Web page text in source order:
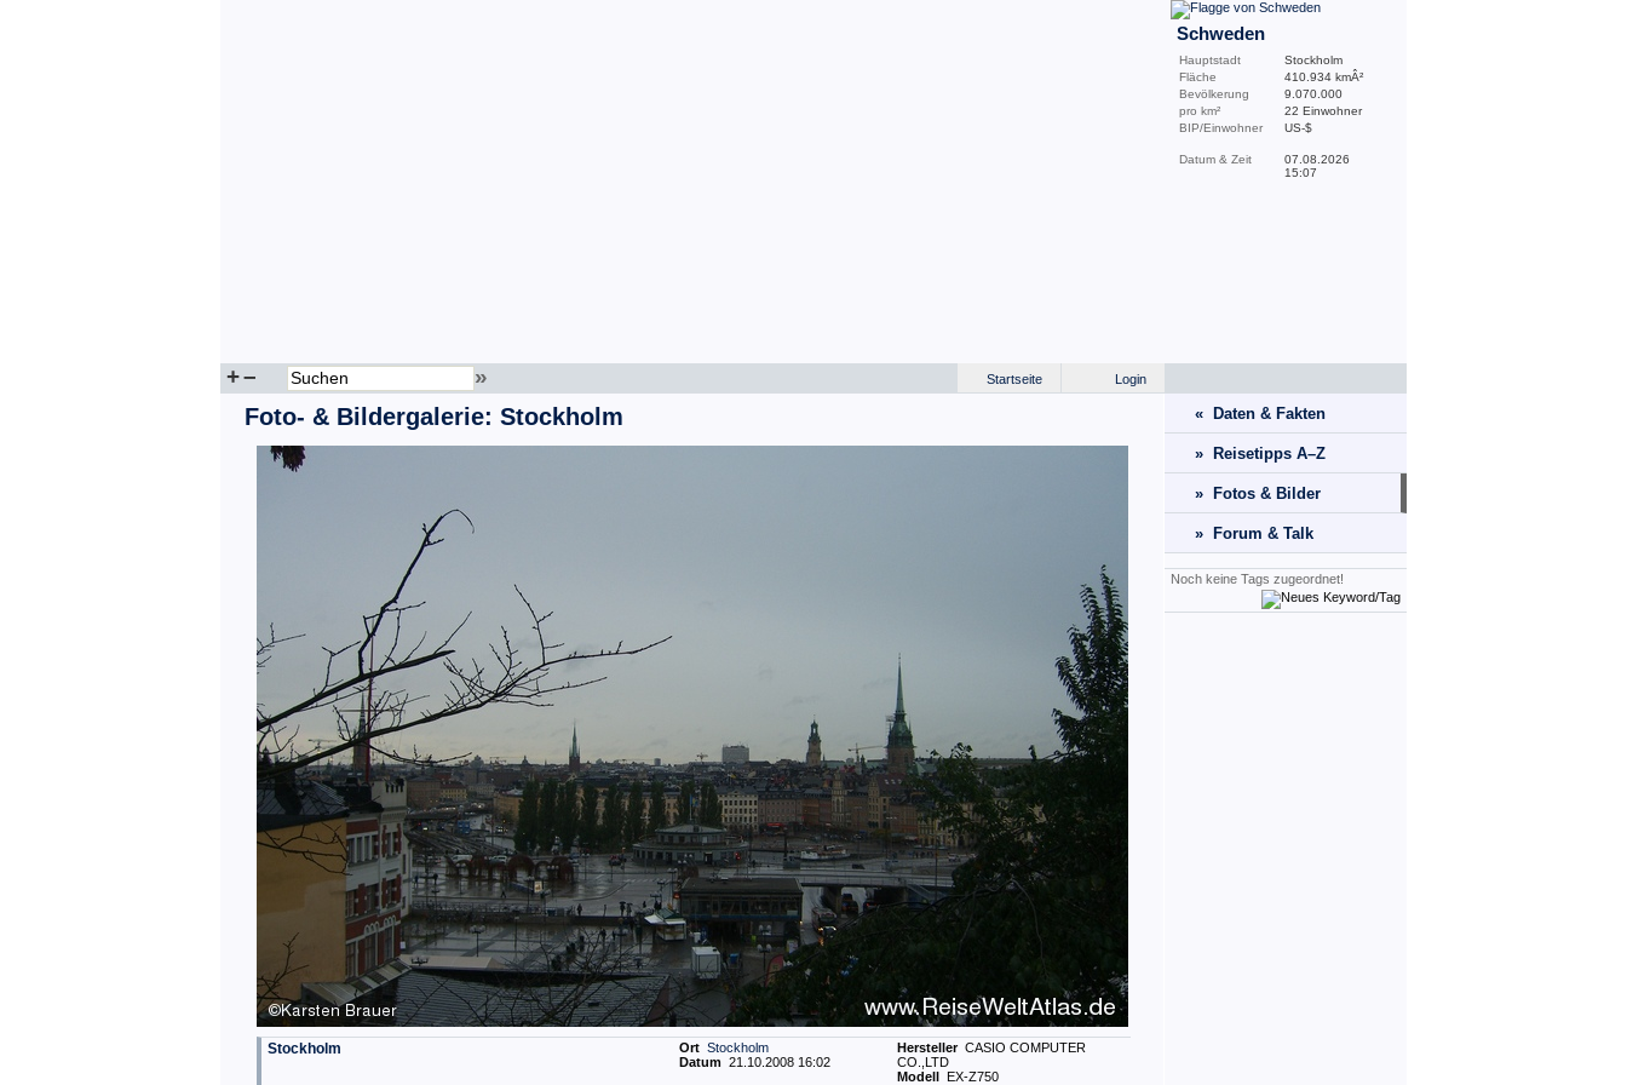
Schweden
Hauptstadt
Stockholm
Fläche
410.934 kmÂ²
Bevölkerung
9.070.000
pro km²
22 Einwohner
BIP/Einwohner
US-$
Datum & Zeit
07.08.2026
15:07
+– » Login
Startseite
Foto- & Bildergalerie: Stockholm
Stockholm Ort Stockholm
Datum 21.10.2008 16:02
HerstellerCASIO COMPUTER
CO.,LTD
Modell EX-Z750
« Daten & Fakten
» Reisetipps A–Z
» Fotos & Bilder
» Forum & Talk
Noch keine Tags zugeordnet!